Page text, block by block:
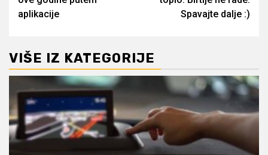
aplikacije
Spavajte dalje :)
VIŠE IZ KATEGORIJE